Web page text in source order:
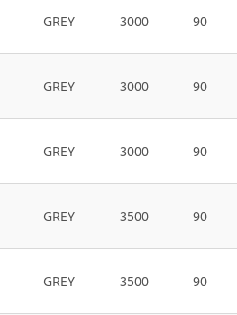
GREY 3000 90
GREY 3000 90
GREY 3000 90
GREY 3500 90
GREY 3500 90